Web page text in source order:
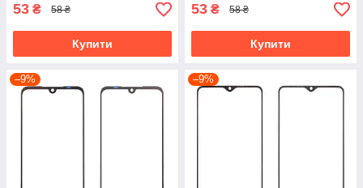
53 ₴ 58 ₴
Купити
53 ₴ 58 ₴
Купити
–9% –9%